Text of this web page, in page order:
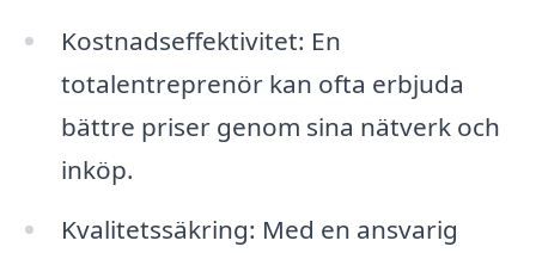
Kostnadseffektivitet: En
totalentreprenör kan ofta erbjuda
bättre priser genom sina nätverk och
inköp.
Kvalitetssäkring: Med en ansvarig